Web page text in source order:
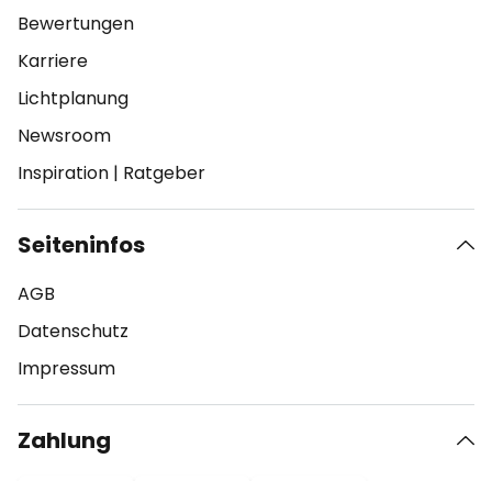
Bewertungen
Karriere
Lichtplanung
Newsroom
Inspiration | Ratgeber
Seiteninfos
AGB
Datenschutz
Impressum
Zahlung